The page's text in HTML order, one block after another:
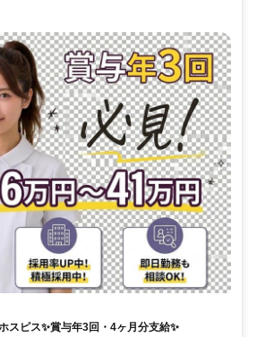
スピス✨賞与年3回・4ヶ月分支給✨